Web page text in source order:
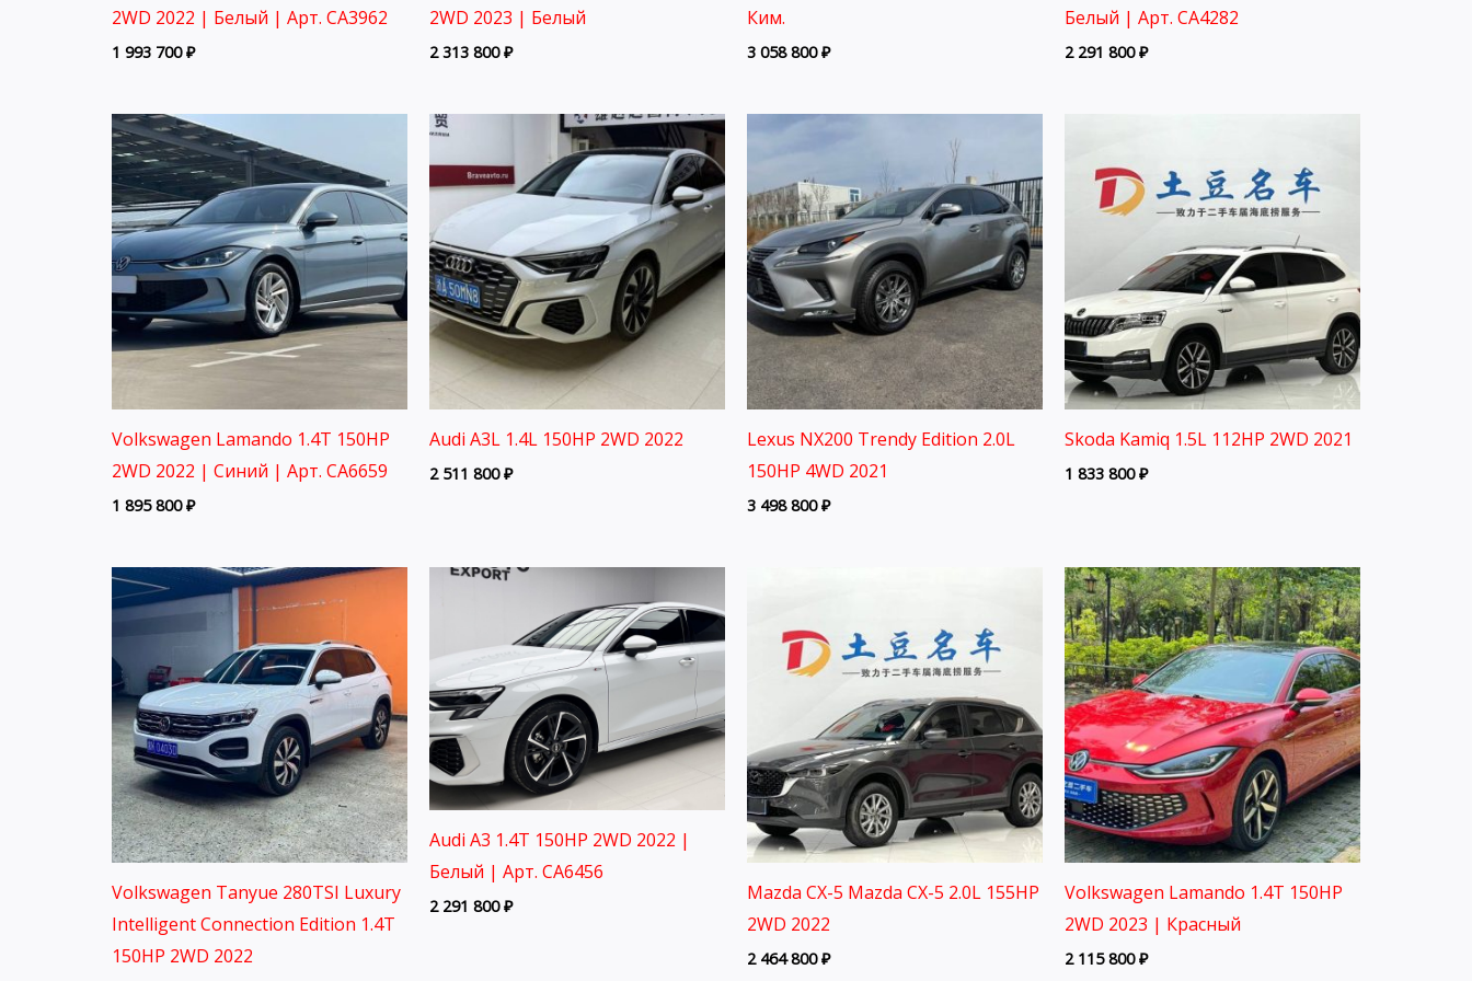
2WD 2022 | Белый | Арт. CA3962
1 993 700₽
2WD 2023 | Белый
2 313 800₽
Ким.
3 058 800₽
Белый | Арт. CA4282
2 291 800₽
Volkswagen Lamando 1.4T 150HP
2WD 2022 | Синий | Арт. CA6659
1 895 800₽
Audi A3L 1.4L 150HP 2WD 2022
2 511 800₽
Lexus NX200 Trendy Edition 2.0L
150HP 4WD 2021
3 498 800₽
Skoda Kamiq 1.5L 112HP 2WD 2021
1 833 800₽
Volkswagen Tanyue 280TSI Luxury
Intelligent Connection Edition 1.4T
150HP 2WD 2022
Audi A3 1.4T 150HP 2WD 2022 |
Белый | Арт. CA6456
2 291 800₽
Mazda CX-5 Mazda CX-5 2.0L 155HP
2WD 2022
2 464 800₽
Volkswagen Lamando 1.4T 150HP
2WD 2023 | Красный
2 115 800₽